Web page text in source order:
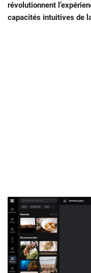
révolutionnent
capacités intuitives de